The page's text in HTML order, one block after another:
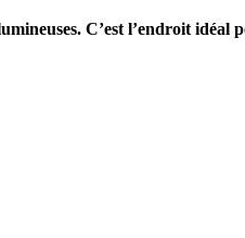
C’est l’endroit idéal